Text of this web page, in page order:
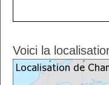
Voici la